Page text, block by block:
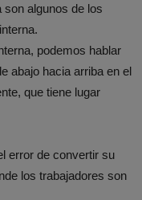
algunos de los
podemos hablar
abajo hacia arriba en el
que tiene lugar
error de convertir su
los trabajadores son